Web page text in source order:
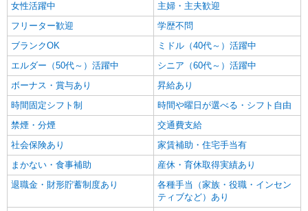
女性活躍中
主婦・主夫歓迎
フリーター歓迎
学歴不問
ブランクOK
ミドル（40代～）活躍中
エルダー（50代～）活躍中
シニア（60代～）活躍中
ボーナス・賞与あり
昇給あり
時間固定シフト制
時間や曜日が選べる・シフト自由
禁煙・分煙
交通費支給
社会保険あり
家賃補助・住宅手当有
まかない・食事補助
産休・育休取得実績あり
退職金・財形貯蓄制度あり
各種手当（家族・役職・インセン
ティブなど）あり